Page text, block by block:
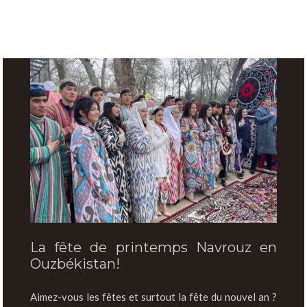
La fête de printemps Navrouz en
Ouzbékistan!
Aimez-vous les fêtes et surtout la fête du nouvel an ?